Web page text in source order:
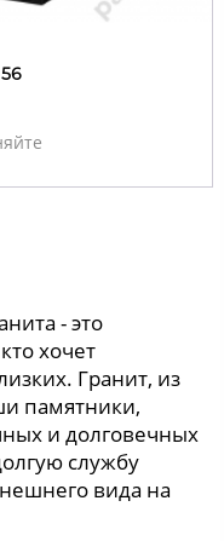
- это
хочет
Гранит, из
памятники,
и долговечных
службу
вида на